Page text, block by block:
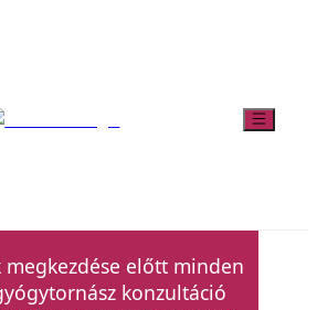
megkezdése előtt minden
konzultáció